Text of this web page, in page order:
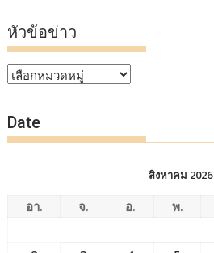
หัวข้อข่าว
หัวข้อ
Date
สิงหาคม 2026
อา. จ. อ. พ.